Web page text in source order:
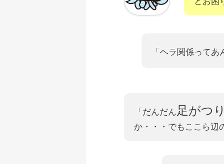
「ヘラ関係って
「だんだん足がつ
か・・・でもここら辺